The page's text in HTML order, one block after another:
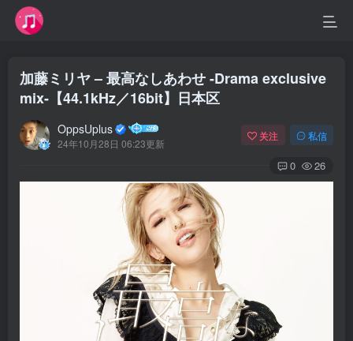
加藤ミリヤ – 最高なしあわせ -Drama exclusive
mix-【44.1kHz／16bit】日本区
OppsUplus
24年10月28日 06:23更新
关注 私信
0 26